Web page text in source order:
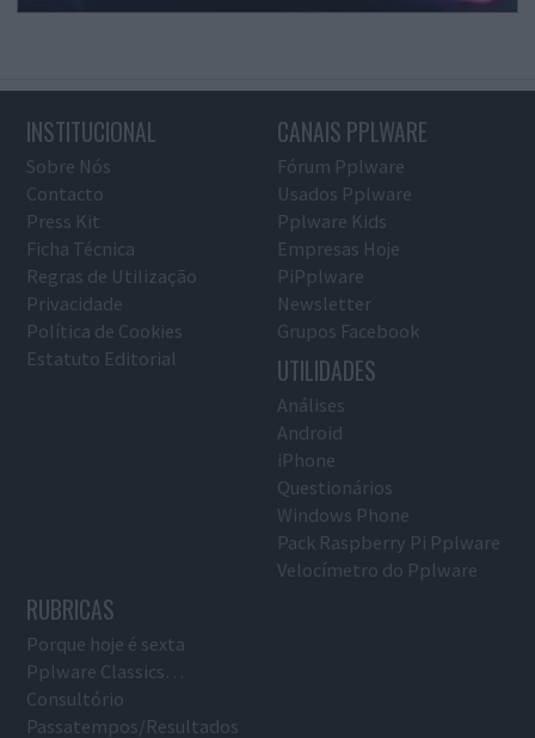
INSTITUCIONAL
Sobre Nós
Contacto
Press Kit
Ficha Técnica
Regras de Utilização
Privacidade
Política de Cookies
Estatuto Editorial
CANAIS PPLWARE
Fórum Pplware
Usados Pplware
Pplware Kids
Empresas Hoje
PiPplware
Newsletter
Grupos Facebook
UTILIDADES
Análises
Android
iPhone
Questionários
Windows Phone
Pack Raspberry Pi Pplware
Velocímetro do Pplware
RUBRICAS
Porque hoje é sexta
Pplware Classics…
Consultório
Passatempos/Resultados